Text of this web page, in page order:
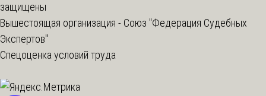
защищены
Вышестоящая организация - Союз "Федерация Судебных
Экспертов"
Спецоценка условий труда